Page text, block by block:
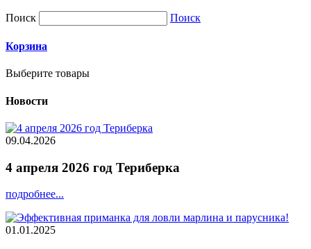
Поиск Поиск
Корзина
Выберите товары
Новости
09.04.2026
4 апреля 2026 год Териберка
подробнее...
01.01.2025